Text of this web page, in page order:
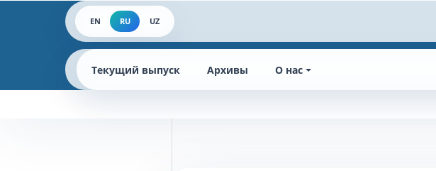
EN RU UZ
Текущий выпуск Архивы О нас